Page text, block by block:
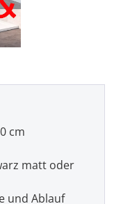
cm
matt oder
und Ablauf